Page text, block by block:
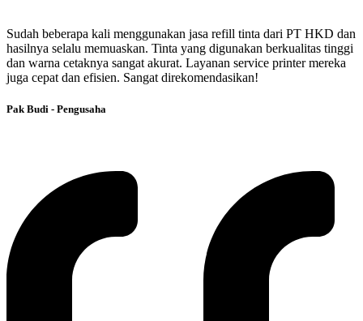
Sudah beberapa kali menggunakan jasa refill tinta dari PT HKD dan
hasilnya selalu memuaskan. Tinta yang digunakan berkualitas tinggi
dan warna cetaknya sangat akurat. Layanan service printer mereka
juga cepat dan efisien. Sangat direkomendasikan!
Pak Budi - Pengusaha